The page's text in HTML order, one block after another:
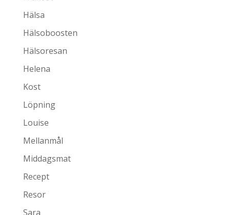
Hälsa
Hälsoboosten
Hälsoresan
Helena
Kost
Löpning
Louise
Mellanmål
Middagsmat
Recept
Resor
Sara